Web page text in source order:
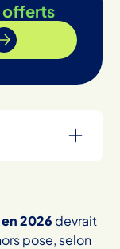
en 2026 devrait
pose, selon
offerts